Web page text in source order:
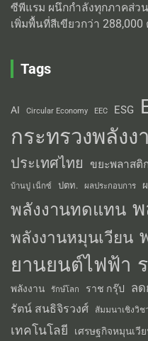
ซีพีแรม ผนึกกำลังทุกภาคส่ว
เพิ่มพื้นที่สีเขียวกว่า 288,000
Tags
AI Circular Economy EEC ESG
กระทรวงพลังง
ประเทศไทย
ขยะพลาสติ
บ้านปู เน็กซ์ ปตท. ผลประกอบการ
พลังงานทดแทน
พลังงานหมุนเวียน
ยานยนต์ไฟฟ้า
พลังงาน
รักษ์โลก ราช กรุ๊ป ลด
รัตน์ สนธิจิรวงศ์
สัมมนาเชิงวิช
เทคโนโลยี เศรษฐกิจหมุนเวี